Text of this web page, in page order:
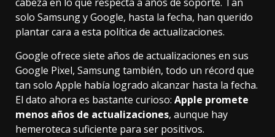
solo Samsung y Google, hasta la fecha, han querido
plantar cara a esta política de actualizaciones.
Google ofrece siete años de actualizaciones en sus
Google Pixel, Samsung también, todo un récord que
tan solo Apple había logrado alcanzar hasta la fecha.
El dato ahora es bastante curioso: Apple promete
menos años de actualizaciones, aunque hay
hemeroteca suficiente para ser positivos.